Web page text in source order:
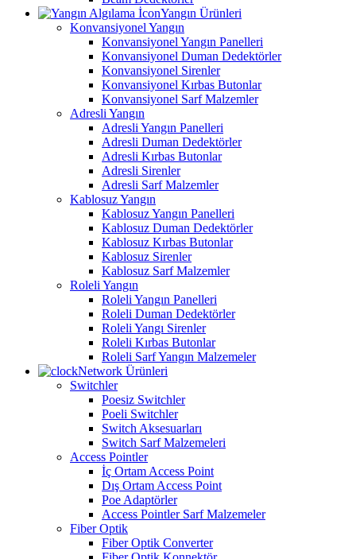
Yangın Ürünleri
Konvansiyonel Yangın
Konvansiyonel Yangın Panelleri
Konvansiyonel Duman Dedektörler
Konvansiyonel Sirenler
Konvansiyonel Kırbas Butonlar
Konvansiyonel Sarf Malzemler
Adresli Yangın
Adresli Yangın Panelleri
Adresli Duman Dedektörler
Adresli Kırbas Butonlar
Adresli Sirenler
Adresli Sarf Malzemler
Kablosuz Yangın
Kablosuz Yangın Panelleri
Kablosuz Duman Dedektörler
Kablosuz Kırbas Butonlar
Kablosuz Sirenler
Kablosuz Sarf Malzemler
Roleli Yangın
Roleli Yangın Panelleri
Roleli Duman Dedektörler
Roleli Yangı Sirenler
Roleli Kırbas Butonlar
Roleli Sarf Yangın Malzemeler
Network Ürünleri
Switchler
Poesiz Switchler
Poeli Switchler
Switch Aksesuarları
Switch Sarf Malzemeleri
Access Pointler
İç Ortam Access Point
Dış Ortam Access Point
Poe Adaptörler
Access Pointler Sarf Malzemeler
Fiber Optik
Fiber Optik Converter